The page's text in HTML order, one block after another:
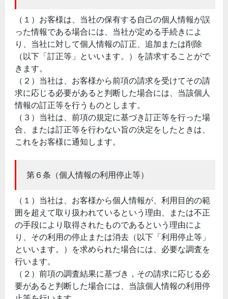
（１）お客様は、当社の保有する自己の個人情報が誤
った情報である場合には、当社が定める手続きによ
り、当社に対して個人情報の訂正、追加または削除
（以下「訂正等」といいます。）を請求することがで
きます。
（２）当社は、お客様から前項の請求を受けてその請
求に応じる必要があると判断した場合には、当該個人
情報の訂正等を行うものとします。
（３）当社は、前項の規定に基づき訂正等を行った場
合、または訂正等を行わない旨の決定をしたときは、
これをお客様に通知します。
第６条（個人情報の利用停止等）
（１）当社は、お客様から個人情報が、利用目的の範
囲を超えて取り扱われているという理由、または不正
の手段により取得されたものであるという理由によ
り、その利用の停止または消去（以下「利用停止等」
といいます。）を求められた場合には、必要な調査を
行います。
（２）前項の調査結果に基づき，その請求に応じる必
要があると判断した場合には、当該個人情報の利用停